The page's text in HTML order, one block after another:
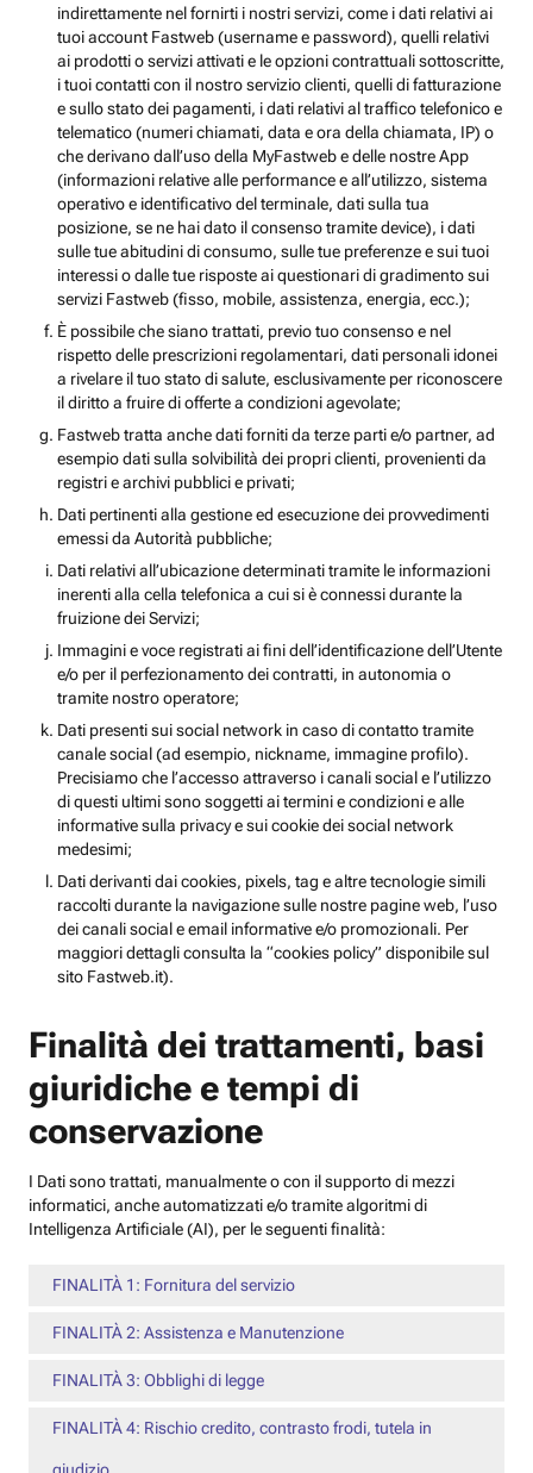
indirettamente nel fornirti i nostri servizi, come i dati relativi ai
tuoi account Fastweb (username e password), quelli relativi
ai prodotti o servizi attivati e le opzioni contrattuali sottoscritte,
i tuoi contatti con il nostro servizio clienti, quelli di fatturazione
e sullo stato dei pagamenti, i dati relativi al traffico telefonico e
telematico (numeri chiamati, data e ora della chiamata, IP) o
che derivano dall’uso della MyFastweb e delle nostre App
(informazioni relative alle performance e all’utilizzo, sistema
operativo e identificativo del terminale, dati sulla tua
posizione, se ne hai dato il consenso tramite device), i dati
sulle tue abitudini di consumo, sulle tue preferenze e sui tuoi
interessi o dalle tue risposte ai questionari di gradimento sui
servizi Fastweb (fisso, mobile, assistenza, energia, ecc.);
È possibile che siano trattati, previo tuo consenso e nel
rispetto delle prescrizioni regolamentari, dati personali idonei
a rivelare il tuo stato di salute, esclusivamente per riconoscere
il diritto a fruire di offerte a condizioni agevolate;
Fastweb tratta anche dati forniti da terze parti e/o partner, ad
esempio dati sulla solvibilità dei propri clienti, provenienti da
registri e archivi pubblici e privati;
Dati pertinenti alla gestione ed esecuzione dei provvedimenti
emessi da Autorità pubbliche;
Dati relativi all’ubicazione determinati tramite le informazioni
inerenti alla cella telefonica a cui si è connessi durante la
fruizione dei Servizi;
Immagini e voce registrati ai fini dell’identificazione dell’Utente
e/o per il perfezionamento dei contratti, in autonomia o
tramite nostro operatore;
Dati presenti sui social network in caso di contatto tramite
canale social (ad esempio, nickname, immagine profilo).
Precisiamo che l’accesso attraverso i canali social e l’utilizzo
di questi ultimi sono soggetti ai termini e condizioni e alle
informative sulla privacy e sui cookie dei social network
medesimi;
Dati derivanti dai cookies, pixels, tag e altre tecnologie simili
raccolti durante la navigazione sulle nostre pagine web, l’uso
dei canali social e email informative e/o promozionali. Per
maggiori dettagli consulta la “cookies policy” disponibile sul
sito Fastweb.it).
Finalità dei trattamenti, basi
giuridiche e tempi di
conservazione
I Dati sono trattati, manualmente o con il supporto di mezzi
informatici, anche automatizzati e/o tramite algoritmi di
Intelligenza Artificiale (AI), per le seguenti finalità:
FINALITÀ 1: Fornitura del servizio
FINALITÀ 2: Assistenza e Manutenzione
FINALITÀ 3: Obblighi di legge
FINALITÀ 4: Rischio credito, contrasto frodi, tutela in